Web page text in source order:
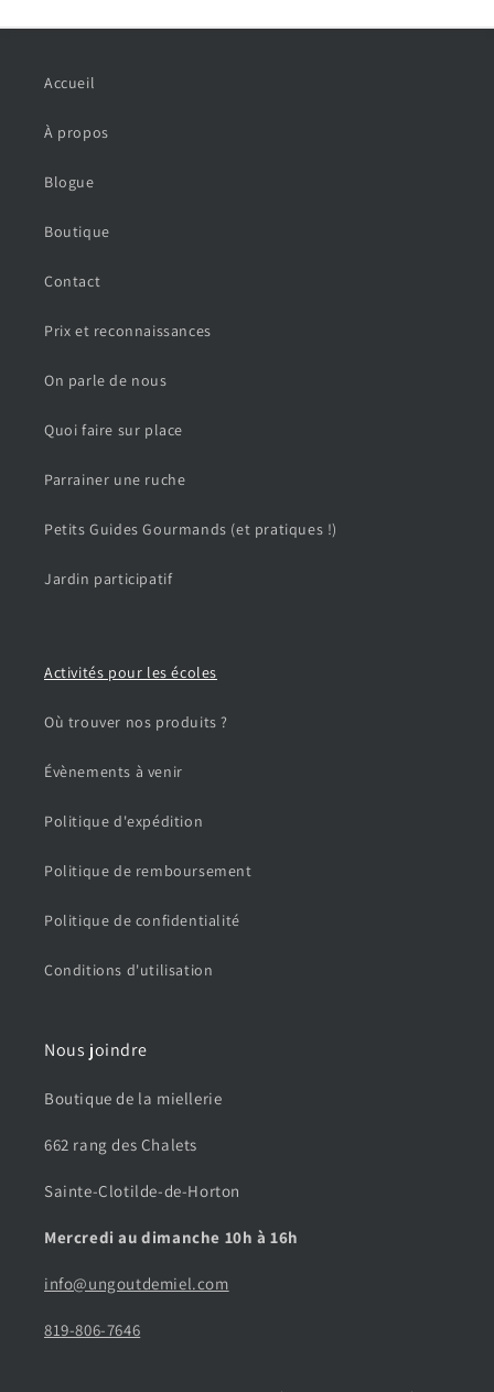
Accueil
À propos
Blogue
Boutique
Contact
Prix et reconnaissances
On parle de nous
Quoi faire sur place
Parrainer une ruche
Petits Guides Gourmands (et pratiques !)
Jardin participatif
Activités pour les écoles
Où trouver nos produits ?
Évènements à venir
Politique d'expédition
Politique de remboursement
Politique de confidentialité
Conditions d'utilisation
Nous joindre
Boutique de la miellerie
662 rang des Chalets
Sainte-Clotilde-de-Horton
Mercredi au dimanche 10h à 16h
info@ungoutdemiel.com
819-806-7646